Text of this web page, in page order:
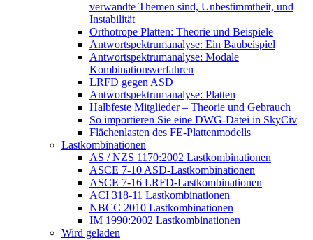
verwandte Themen sind, Unbestimmtheit, und
Instabilität
Orthotrope Platten: Theorie und Beispiele
Antwortspektrumanalyse: Ein Baubeispiel
Antwortspektrumanalyse: Modale
Kombinationsverfahren
LRFD gegen ASD
Antwortspektrumanalyse: Platten
Halbfeste Mitglieder – Theorie und Gebrauch
So importieren Sie eine DWG-Datei in SkyCiv
Flächenlasten des FE-Plattenmodells
Lastkombinationen
AS / NZS 1170:2002 Lastkombinationen
ASCE 7-10 ASD-Lastkombinationen
ASCE 7-16 LRFD-Lastkombinationen
ACI 318-11 Lastkombinationen
NBCC 2010 Lastkombinationen
IM 1990:2002 Lastkombinationen
Wird geladen